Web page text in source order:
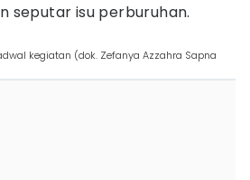
seputar isu perburuhan.
kegiatan (dok. Zefanya Azzahra Sapna